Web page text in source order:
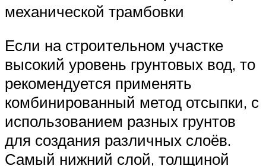
механической трамбовки
Если на строительном участке
высокий уровень грунтовых вод, то
рекомендуется применять
комбинированный метод отсыпки, с
использованием разных грунтов
для создания различных слоёв.
Самый нижний слой, толщиной